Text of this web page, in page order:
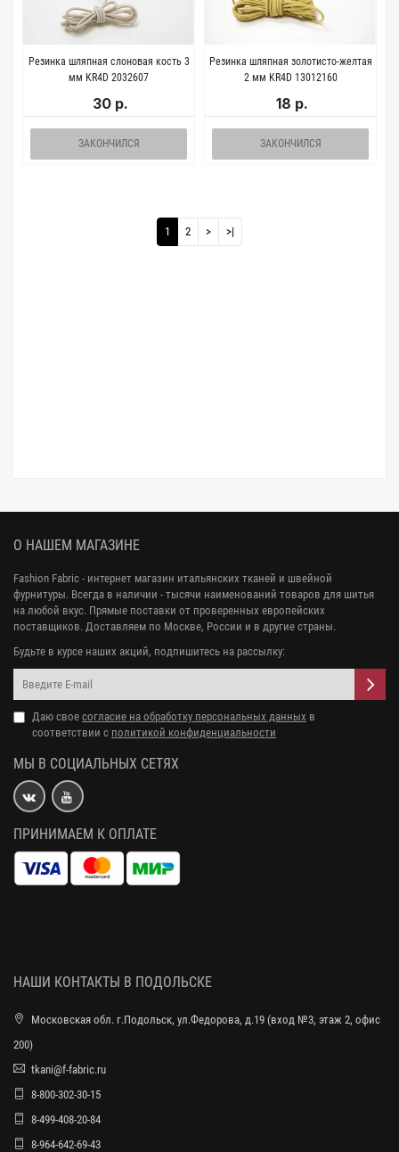
Резинка шляпная слоновая кость 3
мм KR4D 2032607
30 р.
ЗАКОНЧИЛСЯ
Резинка шляпная золотисто-желтая
2 мм KR4D 13012160
18 р.
ЗАКОНЧИЛСЯ
1 2 > >|
О НАШЕМ МАГАЗИНЕ
Fashion Fabric - интернет магазин итальянских тканей и швейной
фурнитуры. Всегда в наличии - тысячи наименований товаров для шитья
на любой вкус. Прямые поставки от проверенных европейских
поставщиков. Доставляем по Москве, России и в другие страны.
Будьте в курсе наших акций, подпишитесь на рассылку:
Даю свое согласие на обработку персональных данных в
соответствии с политикой конфиденциальности
МЫ В СОЦИАЛЬНЫХ СЕТЯХ
ПРИНИМАЕМ К ОПЛАТЕ
НАШИ КОНТАКТЫ В ПОДОЛЬСКЕ
Московская обл. г.Подольск, ул.Федорова, д.19 (вход №3, этаж 2, офис
200)
tkani@f-fabric.ru
8-800-302-30-15
8-499-408-20-84
8-964-642-69-43